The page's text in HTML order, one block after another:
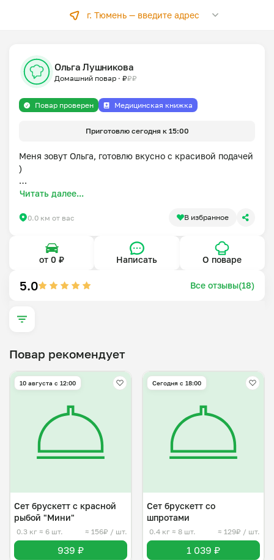
г. Тюмень — введите адрес
Ольга Лушникова
Домашний повар · ₽₽₽
Повар проверен Медицинская книжка
Приготовлю сегодня к 15:00
Меня зовут Ольга, готовлю вкусно с красивой подачей
)
Больше всего вдохновляет праздничная еда, когда
пожалуйста лучше напишите заранее , уточните .
Учту ваши пожелания по ингредиентам, обязательно
вас.
Читать далее...
0.0 км от вас В избранное
от 0 ₽ Написать О поваре
5.0 Все отзывы(18)
Повар рекомендует
10 августа с 12:00
Сет брускетт с красной
рыбой "Мини"
0.3 кг ≈ 6 шт. ≈ 156₽ / шт.
939 ₽
Сегодня с 18:00
Сет брускетт со
шпротами
0.4 кг ≈ 8 шт. ≈ 129₽ / шт.
1 039 ₽